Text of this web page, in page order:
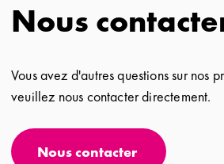
Nous
Vous avez d'autres questions sur nos
veuillez nous contacter directement.
Nous contacter